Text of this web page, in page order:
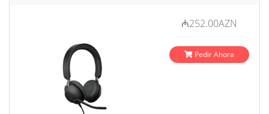
₼252.00AZN
Pedir Ahora